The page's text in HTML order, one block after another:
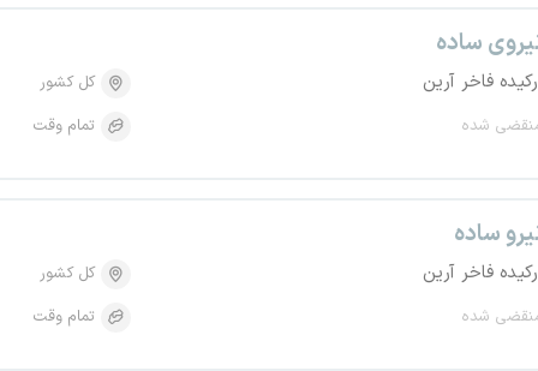
ساده
فاخر آرین
شده
کل کشور
تمام وقت
ساده
فاخر آرین
شده
کل کشور
تمام وقت